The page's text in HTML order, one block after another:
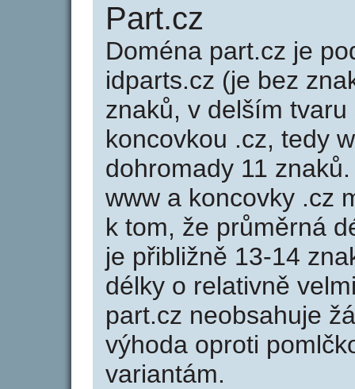
Part.cz
Doména part.cz je
idparts.cz (je bez
znaků, v delším
koncovkou .cz, tedy
dohromady 11
www a koncovky .cz
k tom, že průměrná
je přibližně 13-14
délky o relativně
part.cz neobsahuje
výhoda oproti
variantám.